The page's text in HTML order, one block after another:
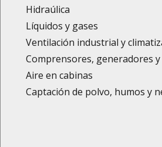
Hidraúlica
Líquidos y gases
Ventilación industrial y
Comprensores, generadores
Aire en cabinas
Captación de polvo, humos y